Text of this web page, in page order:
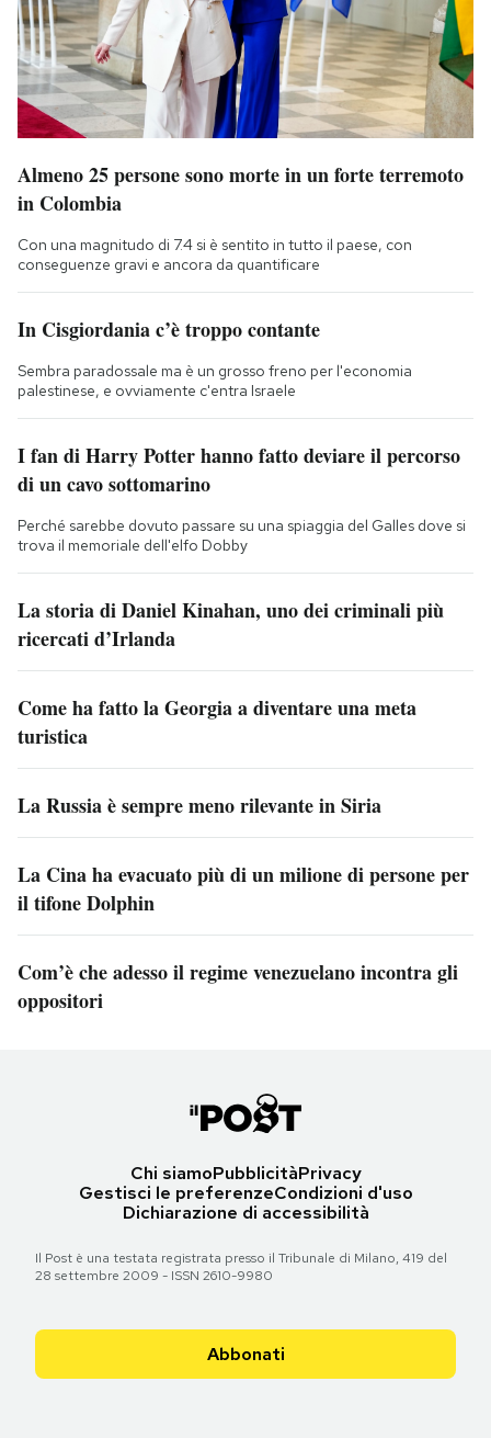
Almeno 25 persone sono morte in un forte terremoto
in Colombia
Con una magnitudo di 7.4 si è sentito in tutto il paese, con
conseguenze gravi e ancora da quantificare
In Cisgiordania c’è troppo contante
Sembra paradossale ma è un grosso freno per l'economia
palestinese, e ovviamente c'entra Israele
I fan di Harry Potter hanno fatto deviare il percorso
di un cavo sottomarino
Perché sarebbe dovuto passare su una spiaggia del Galles dove si
trova il memoriale dell'elfo Dobby
La storia di Daniel Kinahan, uno dei criminali più
ricercati d’Irlanda
Come ha fatto la Georgia a diventare una meta
turistica
La Russia è sempre meno rilevante in Siria
La Cina ha evacuato più di un milione di persone per
il tifone Dolphin
Com’è che adesso il regime venezuelano incontra gli
oppositori
Chi siamoPubblicitàPrivacy
Gestisci le preferenzeCondizioni d'uso
Dichiarazione di accessibilità
Il Post è una testata registrata presso il Tribunale di Milano, 419 del
28 settembre 2009 - ISSN 2610-9980
Abbonati